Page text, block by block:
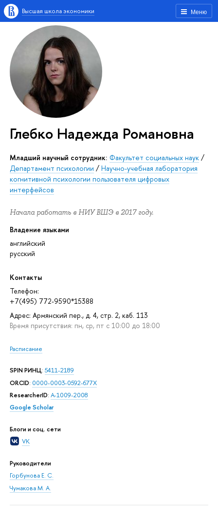
Меню
Высшая школа экономики
Глебко Надежда Романовна
Младший научный сотрудник: Факультет социальных наук /
Департамент психологии / Научно-учебная лаборатория
когнитивной психологии пользователя цифровых
интерфейсов
Начала работать в НИУ ВШЭ в 2017 году.
Владение языками
английский
русский
Контакты
Телефон:
+7(495) 772-9590*15388
Адрес: Армянский пер., д. 4, стр. 2, каб. 113
Время присутствия: пн, ср, пт с 10:00 до 18:00
Расписание
SPIN РИНЦ: 5411-2189
ORCID: 0000-0003-0592-677X
ResearcherID: A-1009-2008
Google Scholar
Блоги и соц. сети
VK
Руководители
Горбунова Е. С.
Чумакова М. А.